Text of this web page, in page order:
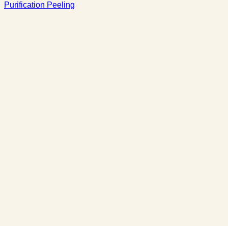
Purification Peeling